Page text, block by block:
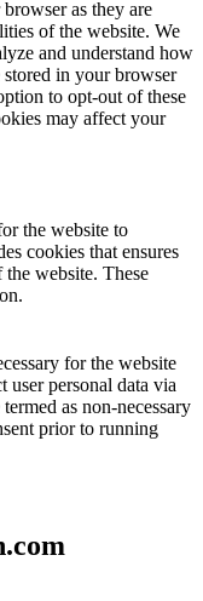
as they are
of the website. We
and understand how
in your browser
to opt-out of these
may affect your
the website to
cookies that ensures
website. These
for the website
personal data via
as non-necessary
prior to running